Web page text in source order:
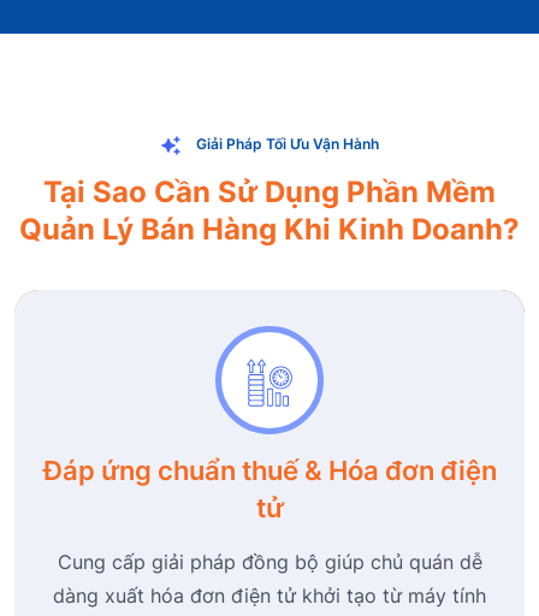
Giải Pháp Tối Ưu Vận Hành
Tại Sao Cần Sử Dụng Phần Mềm
Quản Lý Bán Hàng Khi Kinh Doanh?
Đáp ứng chuẩn thuế & Hóa đơn điện
tử
Cung cấp giải pháp đồng bộ giúp chủ quán dễ
dàng xuất hóa đơn điện tử khởi tạo từ máy tính